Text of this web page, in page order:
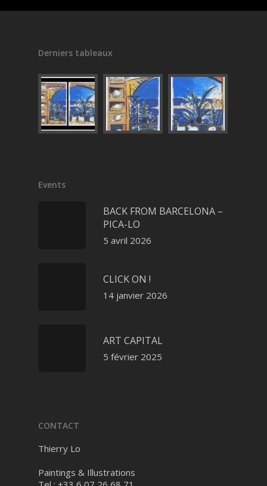
Derniers tableaux
Events
BACK FROM BARCELONA –
PICA-LO
5 avril 2026
CLICK ON !
14 janvier 2026
ART CAPITAL
5 février 2025
CONTACT
Thierry Lo
Paintings & Illustrations